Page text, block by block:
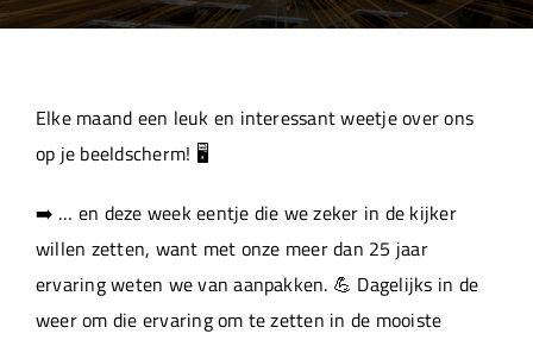
Projecten
Werken bij
Elke maand een leuk en interessant weetje over ons
op je beeldscherm! 🖥️
➡️ … en deze week eentje die we zeker in de kijker
willen zetten, want met onze meer dan 25 jaar
ervaring weten we van aanpakken. 💪 Dagelijks in de
weer om die ervaring om te zetten in de mooiste